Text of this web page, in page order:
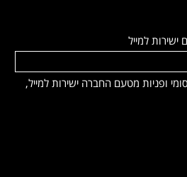
למייל
ופניות מטעם החברה ישירות למייל,